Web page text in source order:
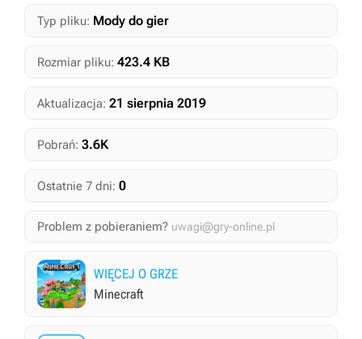
Typ pliku: Mody do gier
Rozmiar pliku: 423.4 KB
Aktualizacja: 21 sierpnia 2019
Pobrań: 3.6K
Ostatnie 7 dni: 0
Problem z pobieraniem? uwagi@gry-online.pl
WIĘCEJ O GRZE
Minecraft